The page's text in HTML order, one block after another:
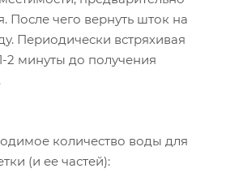
После чего вернуть шток на
Периодически встряхивая
2 минуты до получения
количество воды для
(и ее частей):